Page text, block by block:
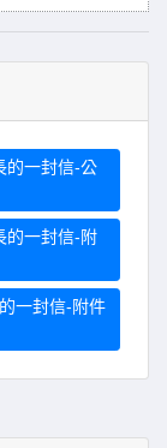
的一封信-公
的一封信-附
一封信-附件